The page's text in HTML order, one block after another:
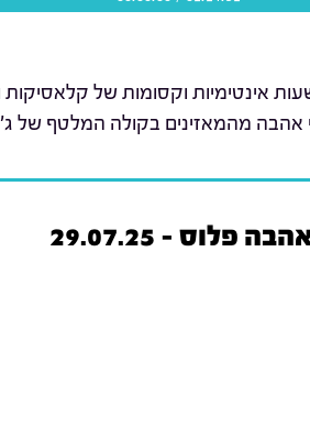
אינטימיות וקסומות של קלאסיקות
אהבה מהמאזינים בקולה המלטף של
פלוס - 29.07.25